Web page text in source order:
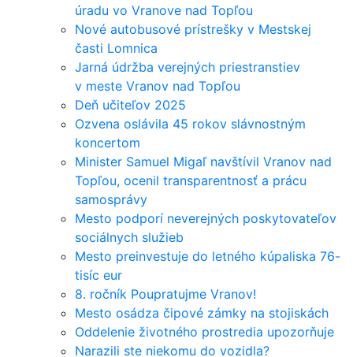
úradu vo Vranove nad Topľou
Nové autobusové prístrešky v Mestskej
časti Lomnica
Jarná údržba verejných priestranstiev
v meste Vranov nad Topľou
Deň učiteľov 2025
Ozvena oslávila 45 rokov slávnostným
koncertom
Minister Samuel Migaľ navštívil Vranov nad
Topľou, ocenil transparentnosť a prácu
samosprávy
Mesto podporí neverejných poskytovateľov
sociálnych služieb
Mesto preinvestuje do letného kúpaliska 76-
tisíc eur
8. ročník Poupratujme Vranov!
Mesto osádza čipové zámky na stojiskách
Oddelenie životného prostredia upozorňuje
Narazili ste niekomu do vozidla?